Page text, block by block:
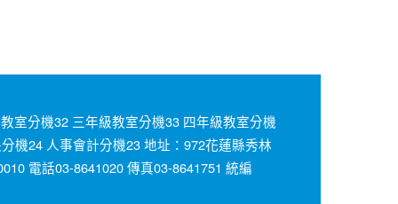
室分機32 三年級教室分機33 四年級教室分機
機24 人事會計分機23 地址：972花蓮縣秀林
電話03-8641020 傳真03-8641751 統編